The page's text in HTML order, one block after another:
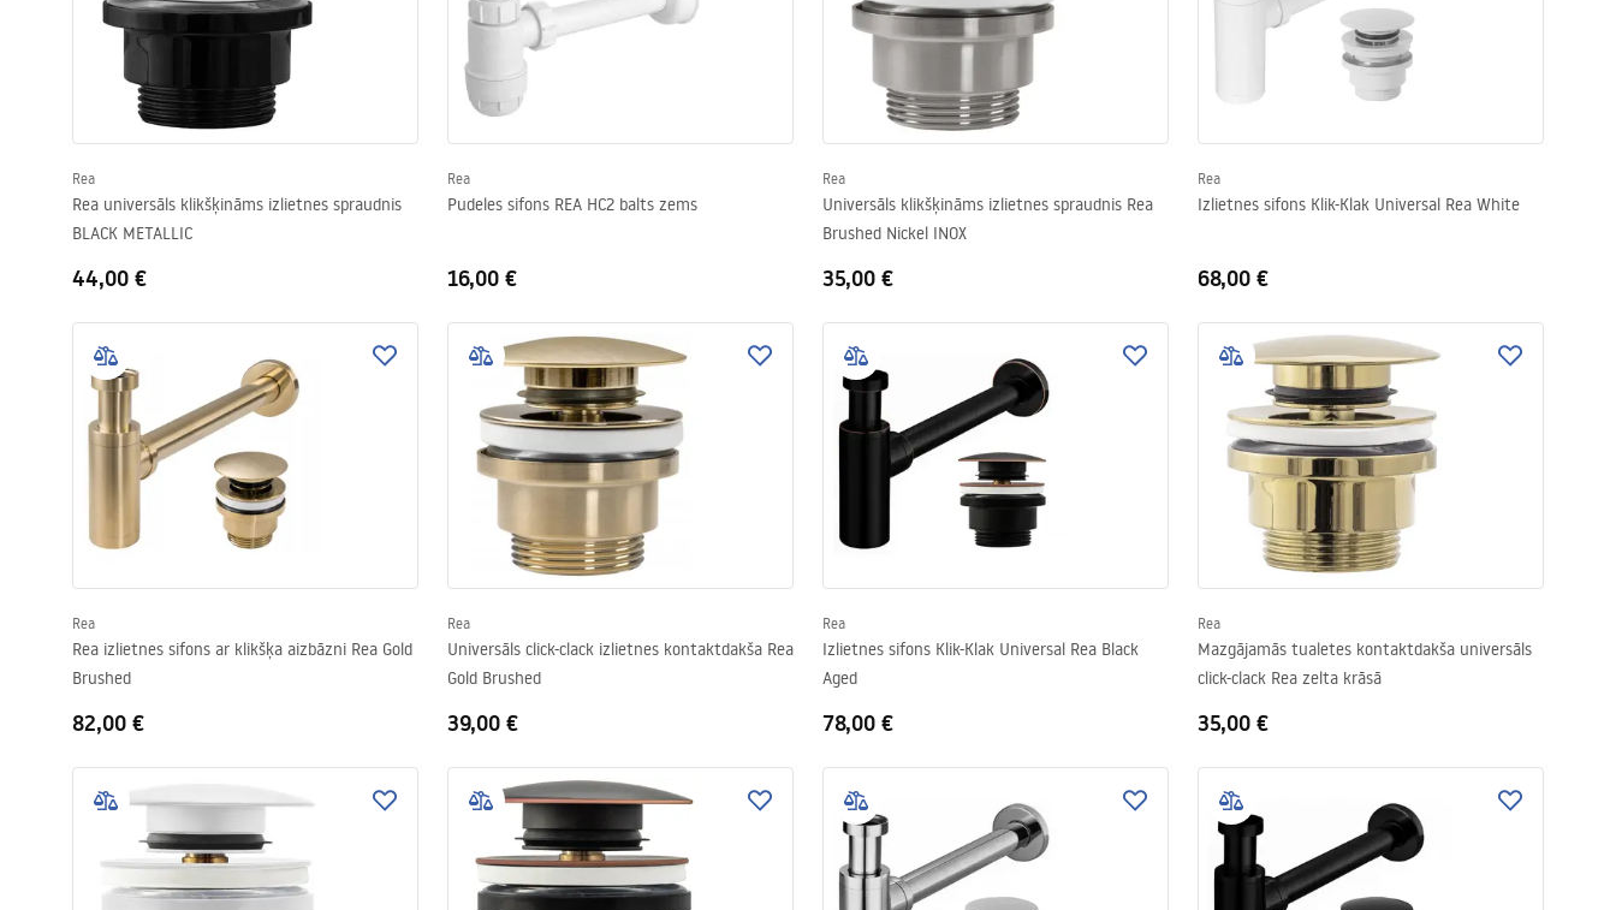
Rea
Rea universāls klikšķināms izlietnes spraudnis
BLACK METALLIC
44,00 €
Rea
Pudeles sifons REA HC2 balts zems
16,00 €
Rea
Universāls klikšķināms izlietnes spraudnis Rea
Brushed Nickel INOX
35,00 €
Rea
Izlietnes sifons Klik-Klak Universal Rea White
68,00 €
Rea
Rea izlietnes sifons ar klikšķa aizbāzni Rea Gold
Brushed
82,00 €
Rea
Universāls click-clack izlietnes kontaktdakša Rea
Gold Brushed
39,00 €
Rea
Izlietnes sifons Klik-Klak Universal Rea Black
Aged
78,00 €
Rea
Mazgājamās tualetes kontaktdakša universāls
click-clack Rea zelta krāsā
35,00 €